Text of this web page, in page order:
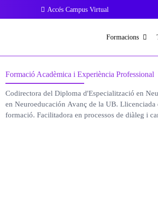
Accés Campus Virtual
Formacions
Formació Acadèmica i Experiència Professional
Codirectora del Diploma d'Especialització en
en Neuroeducación Avanç de la UB.
formació. Facilitadora en processos de diàleg i